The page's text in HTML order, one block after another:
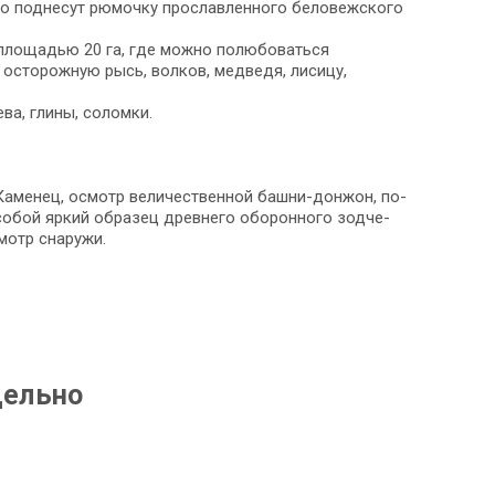
поднесут рюмочку прославленного беловежского
20 га, где мож­но по­лю­бо­вать­ся
рысь, волков, медведя, лисицу,
гли­ны, со­лом­ки.
осмотр ве­ли­че­ствен­ной башни-донжон, по­
яр­кий об­ра­зец древ­не­го обо­рон­но­го зод­че­
сна­ру­жи.